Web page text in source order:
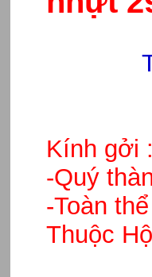
Kính gởi :
-Quý
-Toàn
Thuộc